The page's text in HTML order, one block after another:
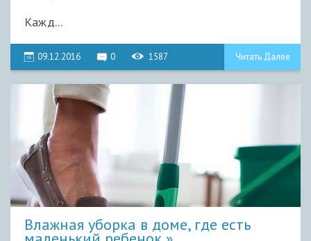
Кажд...
09.12.2016 0 1587 Читать Далее
Влажная уборка в доме, где есть